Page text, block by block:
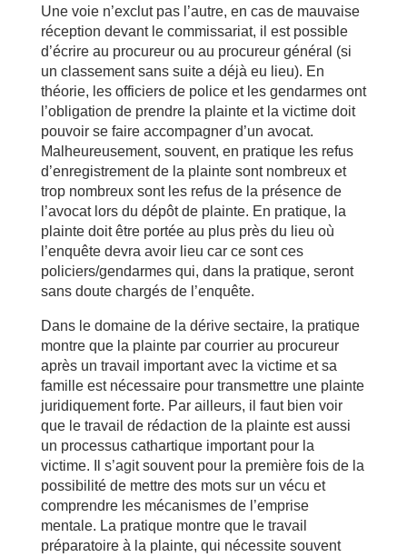
Une voie n’exclut pas l’autre, en cas de mauvaise
réception devant le commissariat, il est possible
d’écrire au procureur ou au procureur général (si
un classement sans suite a déjà eu lieu). En
théorie, les officiers de police et les gendarmes ont
l’obligation de prendre la plainte et la victime doit
pouvoir se faire accompagner d’un avocat.
Malheureusement, souvent, en pratique les refus
d’enregistrement de la plainte sont nombreux et
trop nombreux sont les refus de la présence de
l’avocat lors du dépôt de plainte. En pratique, la
plainte doit être portée au plus près du lieu où
l’enquête devra avoir lieu car ce sont ces
policiers/gendarmes qui, dans la pratique, seront
sans doute chargés de l’enquête.
Dans le domaine de la dérive sectaire, la pratique
montre que la plainte par courrier au procureur
après un travail important avec la victime et sa
famille est nécessaire pour transmettre une plainte
juridiquement forte. Par ailleurs, il faut bien voir
que le travail de rédaction de la plainte est aussi
un processus cathartique important pour la
victime. Il s’agit souvent pour la première fois de la
possibilité de mettre des mots sur un vécu et
comprendre les mécanismes de l’emprise
mentale. La pratique montre que le travail
préparatoire à la plainte, qui nécessite souvent